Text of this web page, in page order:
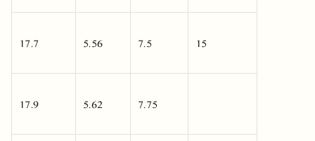
17.7 5.56 7.5 15
17.9 5.62 7.75